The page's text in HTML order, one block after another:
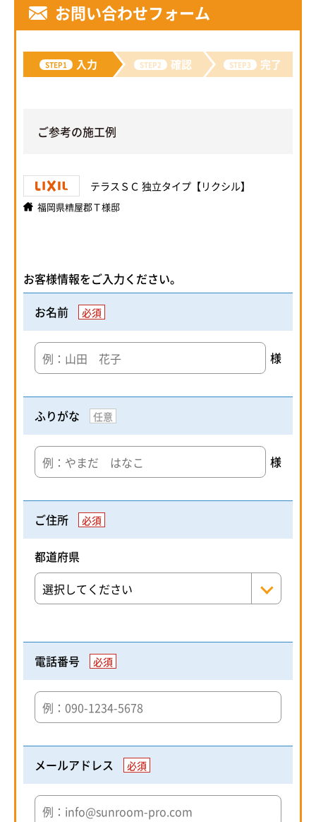
お問い合わせフォーム
STEP1 入力 STEP2 確認 STEP3 完了
ご参考の施工例
テラスＳＣ 独立タイプ【リクシル】
福岡県糟屋郡Ｔ様邸
お客様情報をご入力ください。
お名前
必須
様
ふりがな 任意
様
ご住所 必須
都道府県
電話番号 必須
メールアドレス 必須